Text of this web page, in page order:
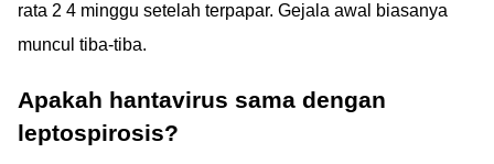
rata 2 4 minggu setelah terpapar. Gejala awal biasanya
muncul tiba-tiba.
Apakah hantavirus sama dengan
leptospirosis?